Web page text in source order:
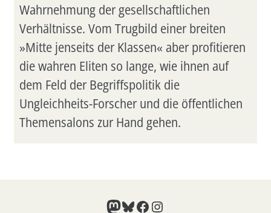
Wahrnehmung der gesellschaftlichen
Verhältnisse. Vom Trugbild einer breiten
»Mitte jenseits der Klassen« aber profitieren
die wahren Eliten so lange, wie ihnen auf
dem Feld der Begriffspolitik die
Ungleichheits-Forscher und die öffentlichen
Themensalons zur Hand gehen.
Mastodon
Bluesky
Facebook
Instagram